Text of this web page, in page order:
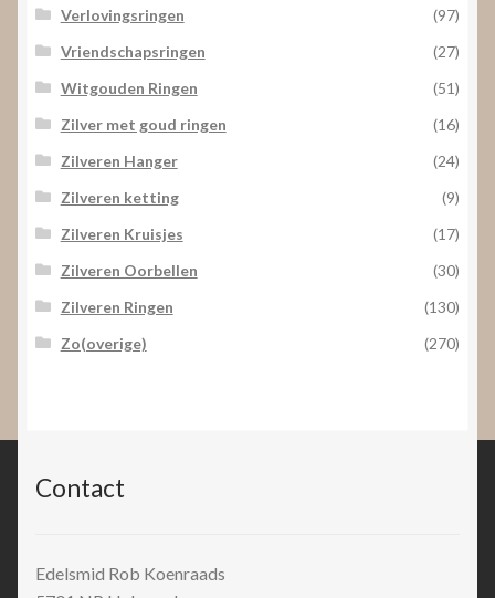
Verlovingsringen
(97)
Vriendschapsringen
(27)
Witgouden Ringen
(51)
Zilver met goud ringen
(16)
Zilveren Hanger
(24)
Zilveren ketting
(9)
Zilveren Kruisjes
(17)
Zilveren Oorbellen
(30)
Zilveren Ringen
(130)
Zo(overige)
(270)
Contact
Edelsmid Rob Koenraads